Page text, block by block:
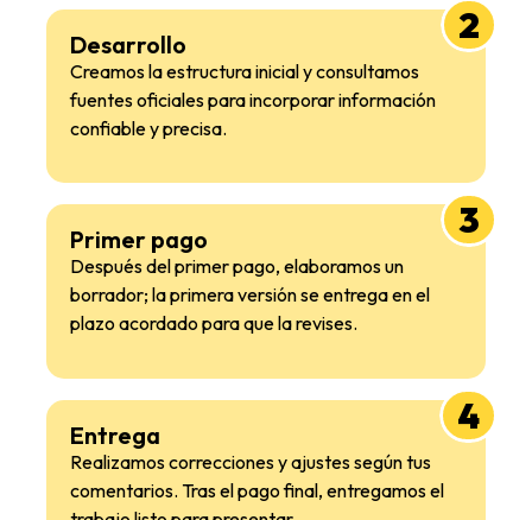
Desarrollo
Creamos la estructura inicial y consultamos
fuentes oficiales para incorporar información
confiable y precisa.
2
Primer pago
Después del primer pago, elaboramos un
borrador; la primera versión se entrega en el
plazo acordado para que la revises.
3
Entrega
Realizamos correcciones y ajustes según tus
comentarios. Tras el pago final, entregamos el
4